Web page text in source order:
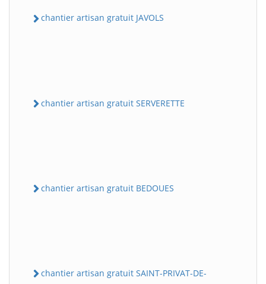
chantier artisan gratuit JAVOLS
chantier artisan gratuit SERVERETTE
chantier artisan gratuit BEDOUES
chantier artisan gratuit SAINT-PRIVAT-DE-